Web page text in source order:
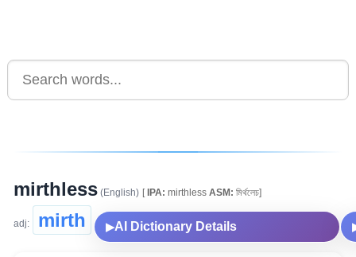
mirthless (English) [IPA: mirthless ASM: মিৰ্থলেচ]
adj: mirth ▶AI Dictionary Details